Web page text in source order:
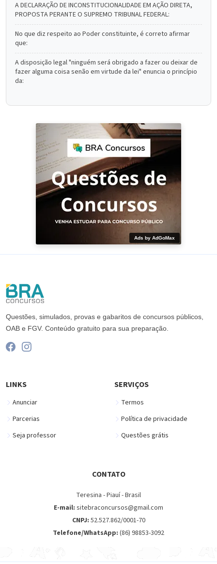
A DECLARAÇÃO DE INCONSTITUCIONALIDADE EM AÇÃO DIRETA,
PROPOSTA PERANTE O SUPREMO TRIBUNAL FEDERAL:
No que diz respeito ao Poder constituinte, é correto afirmar
que:
A disposição legal "ninguém será obrigado a fazer ou deixar de
fazer alguma coisa senão em virtude da lei" enuncia o princípio
da:
Ads by AdGoMax
Questões, simulados, provas e gabaritos de concursos públicos,
OAB e FGV. Conteúdo gratuito para sua preparação.
LINKS
Anunciar
Parcerias
Seja professor
SERVIÇOS
Termos
Política de privacidade
Questões grátis
CONTATO
Teresina - Piauí - Brasil
E-mail: sitebraconcursos@gmail.com
CNPJ: 52.527.862/0001-70
Telefone/WhatsApp: (86) 98853-3092